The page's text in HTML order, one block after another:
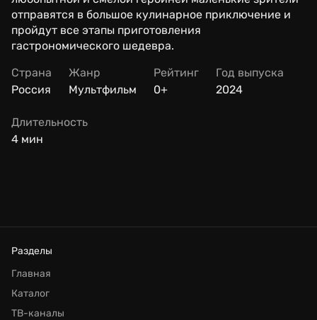
отправятся в большое кулинарное приключение и
пройдут все этапы приготовления
гастрономического шедевра.
Страна
Россия
Жанр
Мультфильм
Рейтинг
0+
Год выпуска
2024
Длительность
4 мин
Разделы
Главная
Каталог
ТВ-каналы